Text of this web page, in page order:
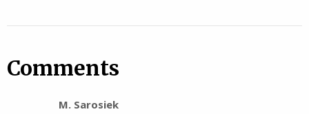
Comments
M. Sarosiek